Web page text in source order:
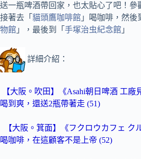
送一瓶啤酒帶回家，也太貼心了吧！參
接著去「 貓頭鷹咖啡館 」喝咖啡，然後
物館 」，最後到「 手塚治虫紀念館 」
詳細介紹：
【大阪。吹田】《Asahi朝日啤酒 工廠
喝到爽，還送2瓶帶著走 (51)
【大阪。箕面】《フクロウカフェ ク
喝咖啡，在這顧客不是上帝 (52)